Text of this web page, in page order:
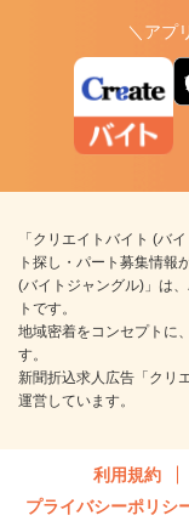
＼アプ
「クリエイトバイト (バ
ト探し・パート募集情報
(バイトジャングル)」は
トです。
地域密着をコンセプトに
す。
新聞折込求人広告「クリ
運営しています。
利用規約
プライバシーポリシ